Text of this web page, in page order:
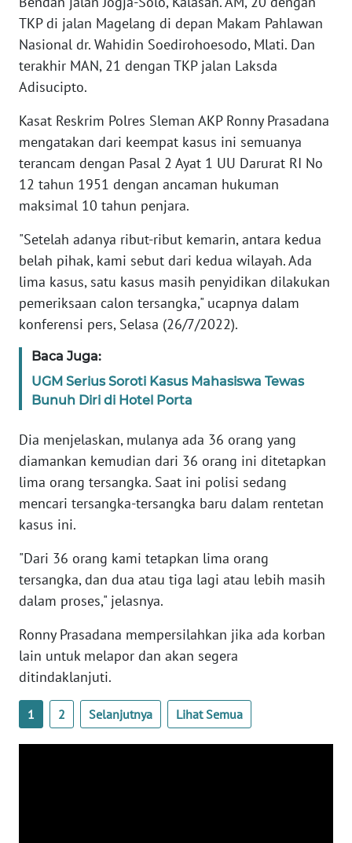
TKP di jalan Magelang di depan Makam Pahlawan
Nasional dr. Wahidin Soedirohoesodo, Mlati. Dan
terakhir MAN, 21 dengan TKP jalan Laksda
Adisucipto.
Kasat Reskrim Polres Sleman AKP Ronny Prasadana
mengatakan dari keempat kasus ini semuanya
terancam dengan Pasal 2 Ayat 1 UU Darurat RI No
12 tahun 1951 dengan ancaman hukuman
maksimal 10 tahun penjara.
"Setelah adanya ribut-ribut kemarin, antara kedua
belah pihak, kami sebut dari kedua wilayah. Ada
lima kasus, satu kasus masih penyidikan dilakukan
pemeriksaan calon tersangka," ucapnya dalam
konferensi pers, Selasa (26/7/2022).
Baca Juga:
UGM Serius Soroti Kasus Mahasiswa Tewas
Bunuh Diri di Hotel Porta
Dia menjelaskan, mulanya ada 36 orang yang
diamankan kemudian dari 36 orang ini ditetapkan
lima orang tersangka. Saat ini polisi sedang
mencari tersangka-tersangka baru dalam rentetan
kasus ini.
"Dari 36 orang kami tetapkan lima orang
tersangka, dan dua atau tiga lagi atau lebih masih
dalam proses," jelasnya.
Ronny Prasadana mempersilahkan jika ada korban
lain untuk melapor dan akan segera
ditindaklanjuti.
1 2 Selanjutnya Lihat Semua
SUMUT
WN
JAKARTA
JABAR
WN
BANTEN
NTT
WN
KEPRI
PAPUA
WN
RIAU
WN
SERAMBI
JAMBI
NTB